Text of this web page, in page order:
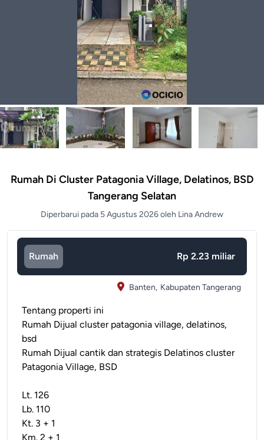
Rumah Di Cluster Patagonia Village, Delatinos, BSD
Tangerang Selatan
Diperbarui pada 5 Agustus 2026 oleh Lina Andrew
Rumah Rp 2.23 miliar
Banten, Kabupaten Tangerang
Tentang properti ini
Rumah Dijual cluster patagonia village, delatinos,
bsd
Rumah Dijual cantik dan strategis Delatinos cluster
Patagonia Village, BSD
Lt. 126
Lb. 110
Kt. 3 + 1
Km. 2 + 1